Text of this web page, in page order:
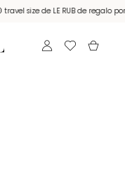
size de LE RUB de regalo por